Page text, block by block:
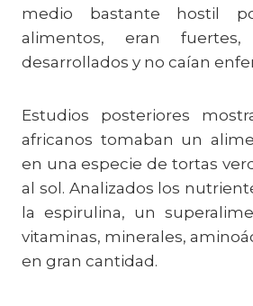
medio bastante hostil
alimentos, eran
desarrollados y no caían
Estudios posteriores
africanos tomaban un
en una especie de tortas
al sol. Analizados los
la espirulina, un
vitaminas, minerales,
en gran cantidad.